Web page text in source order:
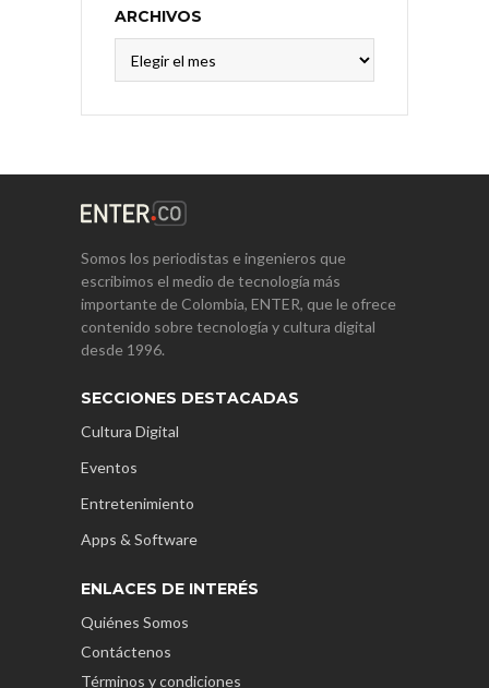
ARCHIVOS
Somos los periodistas e ingenieros que
escribimos el medio de tecnología más
importante de Colombia, ENTER, que le ofrece
contenido sobre tecnología y cultura digital
desde 1996.
SECCIONES DESTACADAS
Cultura Digital
Eventos
Entretenimiento
Apps & Software
ENLACES DE INTERÉS
Quiénes Somos
Contáctenos
Términos y condiciones